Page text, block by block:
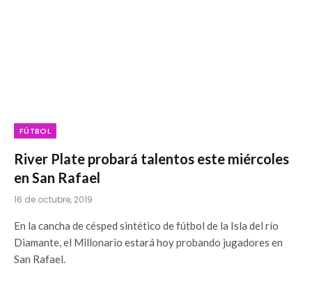
FÚTBOL
River Plate probará talentos este miércoles
en San Rafael
16 de octubre, 2019
En la cancha de césped sintético de fútbol de la Isla del río
Diamante, el Millonario estará hoy probando jugadores en
San Rafael.